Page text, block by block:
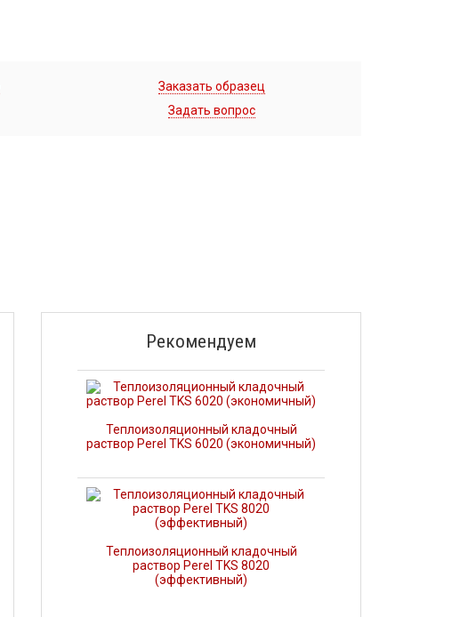
Заказать образец
Задать вопрос
Рекомендуем
Теплоизоляционный кладочный
раствор Perel TKS 6020 (экономичный)
Теплоизоляционный кладочный
раствор Perel TKS 8020
(эффективный)